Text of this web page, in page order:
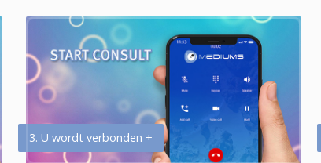
3. U wordt verbonden +